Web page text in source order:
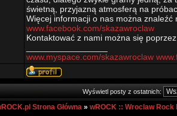
świetną, przyjazną atmosferą na
Więcej informacji o nas można znaleźć
www.facebook.com/skazawroclaw
Kontaktować z nami można się
www.myspace.com/skazawroclaw
Wyświetl posty z ostatnich:
Strona Główna » wROCK :: Wroclaw Rock